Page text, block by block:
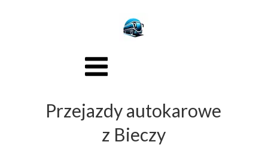
Przejazdy autokarowe
z Bieczy